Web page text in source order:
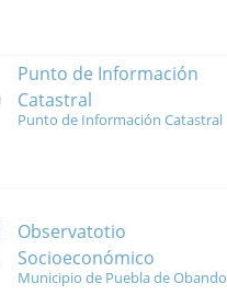
Punto de Información
Catastral
Punto de Información Catastral
Observatotio
Socioeconómico
Municipio de Puebla de Obando